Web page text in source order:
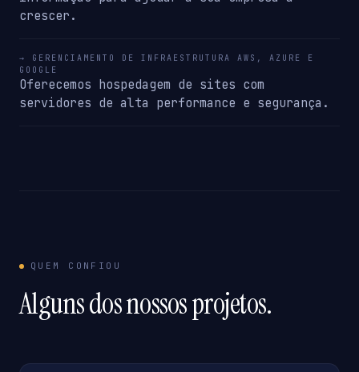
crescer.
→ GERENCIAMENTO DE INFRAESTRUTURA AWS, AZURE E
GOOGLE
Oferecemos hospedagem de sites com
servidores de alta performance e segurança.
QUEM CONFIOU
Alguns dos nossos projetos.